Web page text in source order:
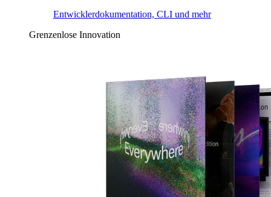
Entwicklerdokumentation, CLI und mehr
Grenzenlose Innovation